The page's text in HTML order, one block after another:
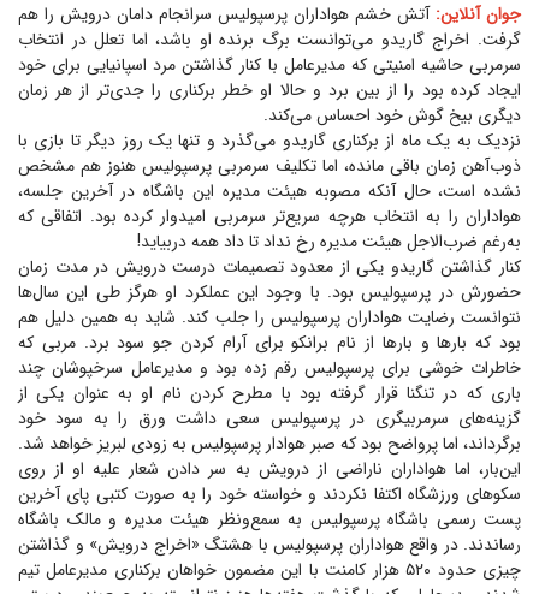
جوان آنلاین: آتش خشم هواداران پرسپولیس سرانجام دامان درویش را هم
گرفت. اخراج گاریدو می‌توانست برگ برنده او باشد، اما تعلل در انتخاب
سرمربی حاشیه امنیتی که مدیرعامل با کنار گذاشتن مرد اسپانیایی برای خود
ایجاد کرده بود را از بین برد و حالا او خطر برکناری را جدی‌تر از هر زمان
دیگری بیخ گوش خود احساس می‌کند.
نزدیک به یک ماه از برکناری گاریدو می‌گذرد و تنها یک روز دیگر تا بازی با
ذوب‌آهن زمان باقی مانده، اما تکلیف سرمربی پرسپولیس هنوز هم مشخص
نشده است، حال آنکه مصوبه هیئت مدیره این باشگاه در آخرین جلسه،
هواداران را به انتخاب هرچه سریع‌تر سرمربی امیدوار کرده بود. اتفاقی که
به‌رغم ضرب‌الاجل هیئت مدیره رخ نداد تا داد همه دربیاید!
کنار گذاشتن گاریدو یکی از معدود تصمیمات درست درویش در مدت زمان
حضورش در پرسپولیس بود. با وجود این عملکرد او هرگز طی این سال‌ها
نتوانست رضایت هواداران پرسپولیس را جلب کند. شاید به همین دلیل هم
بود که بار‌ها و بار‌ها از نام برانکو برای آرام کردن جو سود برد. مربی که
خاطرات خوشی برای پرسپولیس رقم زده بود و مدیرعامل سرخپوشان چند
باری که در تنگنا قرار گرفته بود با مطرح کردن نام او به عنوان یکی از
گزینه‌های سرمربیگری در پرسپولیس سعی داشت ورق را به سود خود
برگرداند، اما پرواضح بود که صبر هوادار پرسپولیس به زودی لبریز خواهد شد.
این‌بار، اما هواداران ناراضی از درویش به سر دادن شعار علیه او از روی
سکو‌های ورزشگاه اکتفا نکردند و خواسته خود را به صورت کتبی پای آخرین
پست رسمی باشگاه پرسپولیس به سمع‌و‌نظر هیئت مدیره و مالک باشگاه
رساندند. در واقع هواداران پرسپولیس با هشتگ «اخراج درویش» و گذاشتن
چیزی حدود ۵۲۰ هزار کامنت با این مضمون خواهان برکناری مدیرعامل تیم